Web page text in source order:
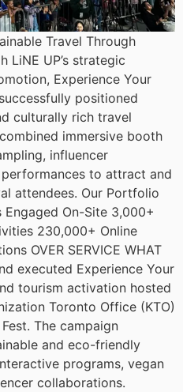
Travel Through
LiNE UP’s strategic
Experience Your
positioned
culturally rich travel
immersive booth
influencer
to attract and
attendees. Our Portfolio
On-Site 3,000+
230,000+ Online
OVER SERVICE WHAT
executed Experience Your
tourism activation hosted
Toronto Office (KTO)
The campaign
and eco-friendly
programs, vegan
collaborations.